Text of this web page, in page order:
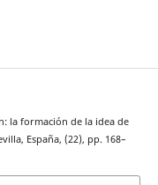
la formación de la idea de
España, (22), pp. 168–